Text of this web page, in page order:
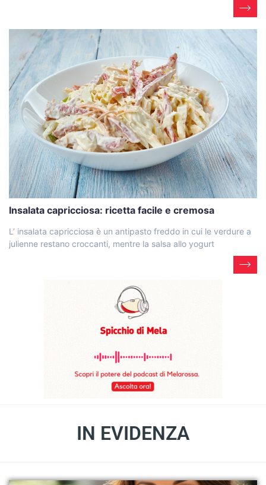
Insalata capricciosa: ricetta facile e cremosa
L’ insalata capricciosa è un antipasto freddo in cui le verdure a
julienne restano croccanti, mentre la salsa allo yogurt
IN EVIDENZA